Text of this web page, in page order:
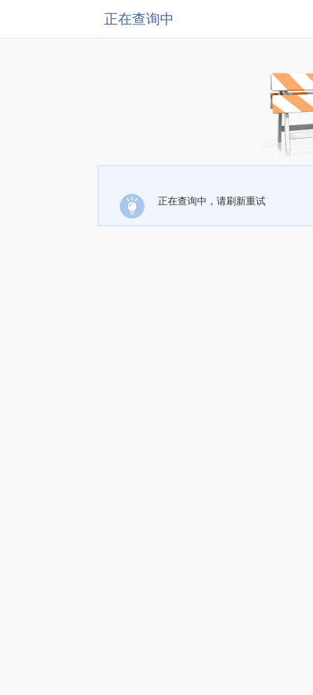
正在查询中
正在查询中，请刷新重试